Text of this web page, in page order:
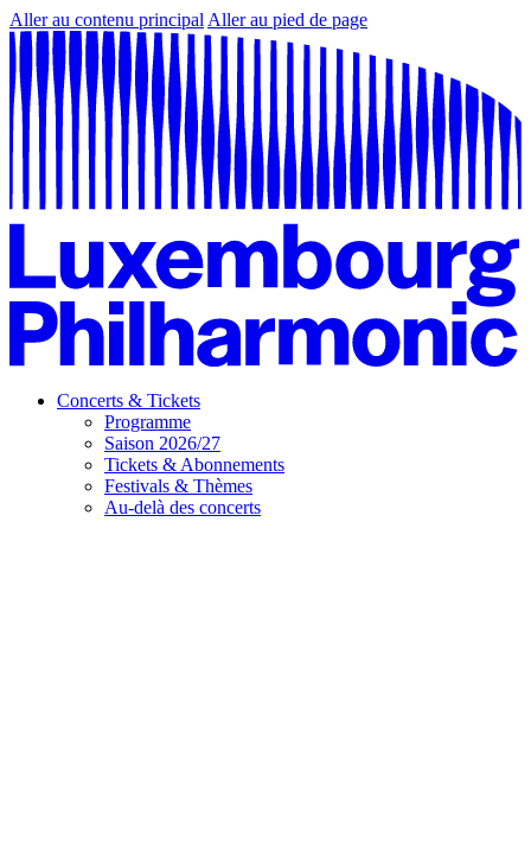
Aller au contenu principal Aller au pied de page
Concerts & Tickets
Programme
Saison 2026/27
Tickets & Abonnements
Festivals & Thèmes
Au-delà des concerts